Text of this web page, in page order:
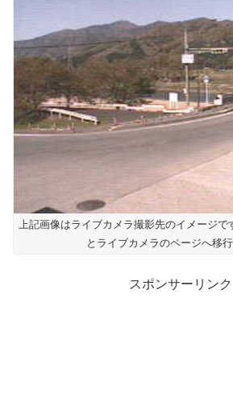
上記画像はライブカメラ撮影先のイメージで
とライブカメラのページへ移行
スポンサーリンク